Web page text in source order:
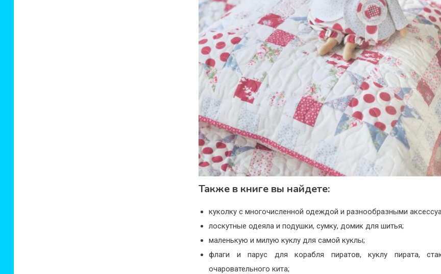
Также в книге вы найдете:
куколку с многочисленной одеждой и разнообразными
лоскутные одеяла и подушки, сумку, домик для шитья;
маленькую и милую куклу для самой куклы;
флаги и парус для корабля пиратов, куклу пирата,
очаровательного кита;